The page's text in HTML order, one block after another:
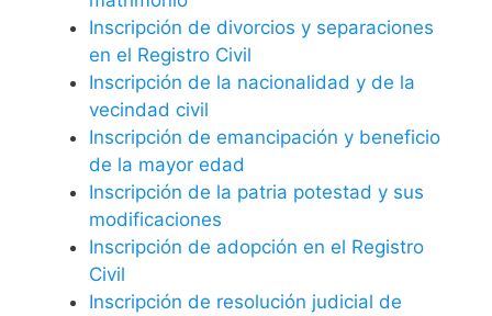
Inscripción de divorcios y separaciones
en el Registro Civil
Inscripción de la nacionalidad y de la
vecindad civil
Inscripción de emancipación y beneficio
de la mayor edad
Inscripción de la patria potestad y sus
modificaciones
Inscripción de adopción en el Registro
Civil
Inscripción de resolución judicial de